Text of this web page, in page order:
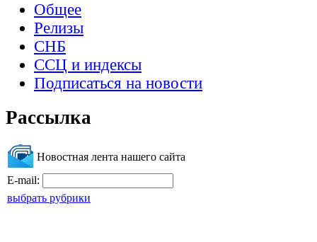
Общее
Релизы
СНБ
ССЦ и индексы
Подписаться на новости
Рассылка
Новостная лента нашего сайта
E-mail:
выбрать рубрики